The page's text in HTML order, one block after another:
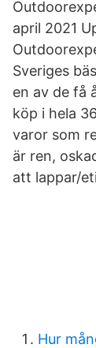
april 2021
Sveriges
en av de få
köp i hela
varor som
är ren,
att lappar/
Hur